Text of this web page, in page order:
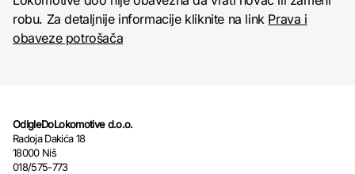
robu. Za detaljnije informacije kliknite na link Prava i
obaveze potrošača
OdIgleDoLokomotive d.o.o.
Radoja Dakića 18
18000 Niš
018/575-773